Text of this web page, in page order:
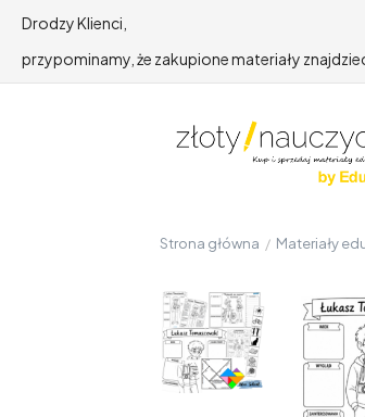
Drodzy Klienci,
przypominamy, że zakupione materiały
Strona główna / Materiały